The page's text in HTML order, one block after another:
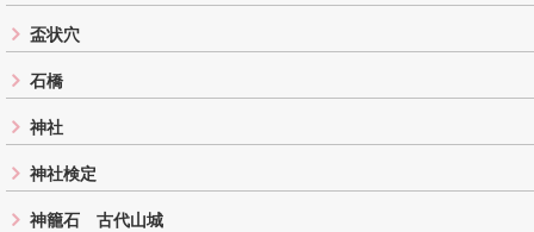
盃状穴
石橋
神社
神社検定
神籠石 古代山城